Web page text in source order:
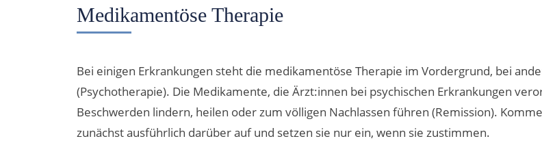
Medikamentöse Therapie
Bei einigen Erkrankungen steht die medikamentöse Therapie im Vordergrund, bei
(Psychotherapie). Die Medikamente, die Ärzt:innen bei psychischen Erkrankungen
Beschwerden lindern, heilen oder zum völligen Nachlassen führen (Remission).
zunächst ausführlich darüber auf und setzen sie nur ein, wenn sie zustimmen.